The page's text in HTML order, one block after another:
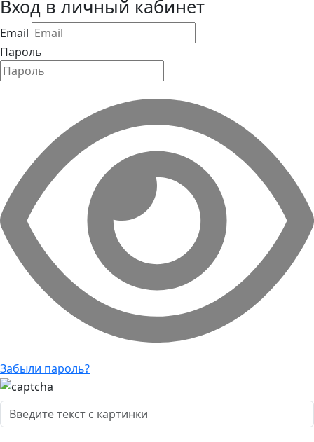
Вход в личный кабинет
Email
Пароль
Забыли пароль?